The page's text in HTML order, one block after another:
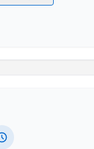
ilişkinAydınlatma Metni